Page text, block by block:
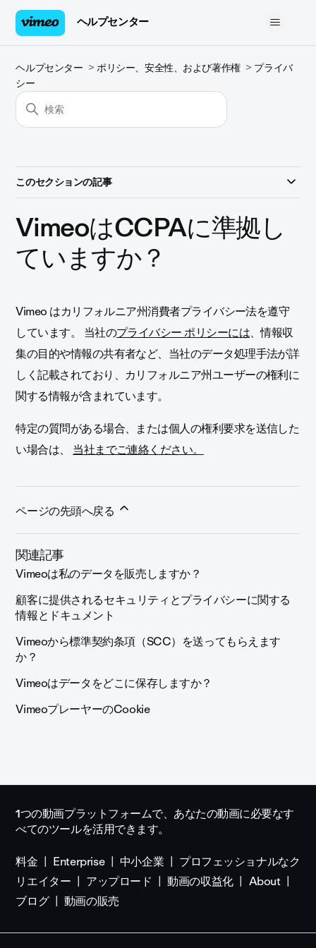
ヘルプセンター
ヘルプセンター ポリシー、安全性、および著作権
プライバ
シー
このセクションの記事
VimeoはCCPAに準拠し
ていますか？
Vimeo はカリフォルニア州消費者プライバシー法を遵守
しています。 当社のプライバシー ポリシーには、情報収
集の目的や情報の共有者など、当社のデータ処理手法が詳
しく記載されており、カリフォルニア州ユーザーの権利に
関する情報が含まれています。
特定の質問がある場合、または個人の権利要求を送信した
い場合は、当社までご連絡ください。
ページの先頭へ戻る
関連記事
Vimeoは私のデータを販売しますか？
顧客に提供されるセキュリティとプライバシーに関する
情報とドキュメント
Vimeoから標準契約条項（SCC）を送ってもらえます
か？
Vimeoはデータをどこに保存しますか？
VimeoプレーヤーのCookie
1つの動画プラットフォームで、あなたの動画に必要なす
べてのツールを活用できます。
料金
Enterprise 中小企業
プロフェッショナルなク
リエイター
アップロード 動画の収益化
About
ブログ
動画の販売